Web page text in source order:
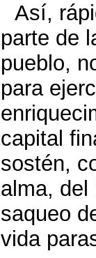
Así,
parte de
pueblo,
para
capital
sostén,
alma, del
saqueo
vida